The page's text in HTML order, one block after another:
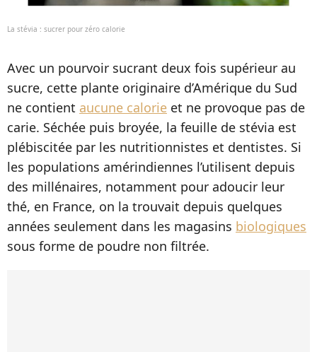
La stévia : sucrer pour zéro calorie
Avec un pourvoir sucrant deux fois supérieur au
sucre, cette plante originaire d’Amérique du Sud
ne contient aucune calorie et ne provoque pas de
carie. Séchée puis broyée, la feuille de stévia est
plébiscitée par les nutritionnistes et dentistes. Si
les populations amérindiennes l’utilisent depuis
des millénaires, notamment pour adoucir leur
thé, en France, on la trouvait depuis quelques
années seulement dans les magasins biologiques
sous forme de poudre non filtrée.